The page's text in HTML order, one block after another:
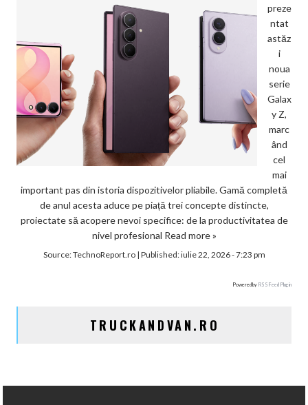
preze
ntat
astăz
i
noua
serie
Galax
y Z,
marc
ând
cel
mai
important pas din istoria dispozitivelor pliabile. Gamă completă
de anul acesta aduce pe piață trei concepte distincte,
proiectate să acopere nevoi specifice: de la productivitatea de
nivel profesional Read more »
Source:TechnoReport.ro| Published:iulie 22, 2026 - 7:23 pm
Powered by RSS Feed Plugin
TRUCKANDVAN.RO